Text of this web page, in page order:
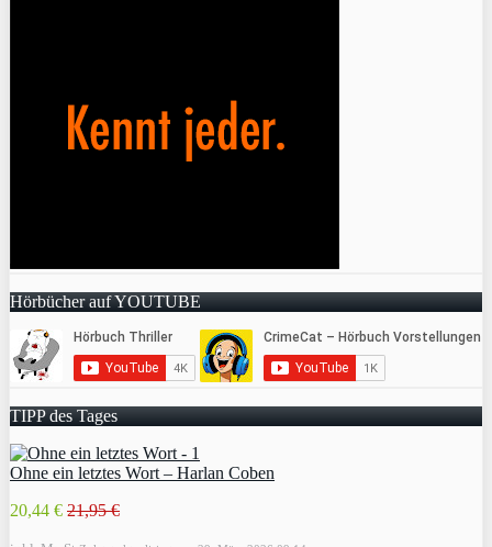
Hörbücher auf YOUTUBE
TIPP des Tages
Ohne ein letztes Wort – Harlan Coben
20,44 € 21,95 €